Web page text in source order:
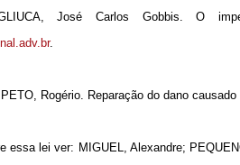
José Carlos Gobbis. O
.
Rogério. Reparação do dano
essa lei ver: MIGUEL, Alexandre;